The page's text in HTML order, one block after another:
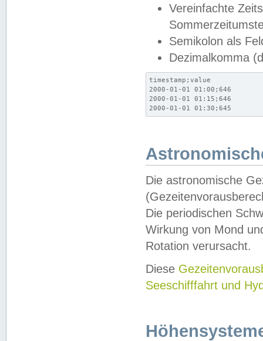
Vereinfachte
Semikolon als
Dezimalkomma
timestamp;value
2000-01-01 01:00;646
2000-01-01 01:15;646
2000-01-01 01:30;645
Die astronomische
Die periodischen
Wirkung von Mond
Rotation verursacht.
Diese
Seeschifffahrt und